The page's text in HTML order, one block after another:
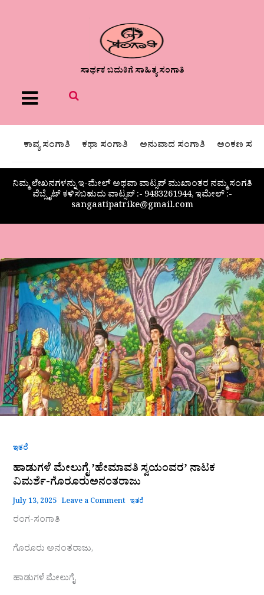
ಸಾರ್ಥಕ ಬದುಕಿಗೆ ಸಾಹಿತ್ಯ ಸಂಗಾತಿ
Menu
ಕಾವ್ಯ ಸಂಗಾತಿ ಕಥಾ ಸಂಗಾತಿ ಅನುವಾದ ಸಂಗಾತಿ ಅಂಕಣ
ನಿಮ್ಮ ಲೇಖನಗಳನ್ನು ಇ-ಮೇಲ್ ಅಥವಾ ವಾಟ್ಸಪ್ ಮುಖಾಂತರ ನಮ್ಮ ಸಂಗತಿ
ವೆಬ್ಸೈಟ್ ಕಳಿಸಬಹುದು ವಾಟ್ಸಪ್‌ :- 9483261944, ಇಮೇಲ್ :-
sangaatipatrike@gmail.com
ಇತರೆ
ಹಾಡುಗಳೆ ಮೇಲುಗೈ ʼಹೇಮಾವತಿ ಸ್ವಯಂವರʼ ನಾಟಕ
ವಿಮರ್ಶೆ-ಗೊರೂರುಅನಂತರಾಜು
July 13, 2025 Leave a Comment ಇತರೆ
ರಂಗ-ಸಂಗಾತಿ
ಗೊರೂರು ಅನಂತರಾಜು,
ಹಾಡುಗಳೆ ಮೇಲುಗೈ
ಹಾಡುಗಳೆ
ಮೇಲುಗೈ
ʼಹೇಮಾವತಿ
ಸ್ವಯಂವರʼ
ನಾಟಕ
ವಿಮರ್ಶೆ-
ಗೊರೂರುಅನಂತರಾಜು